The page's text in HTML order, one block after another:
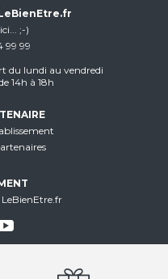
LeBienEtre.fr
;-)
99 99
du lundi au vendredi
14h à 18h